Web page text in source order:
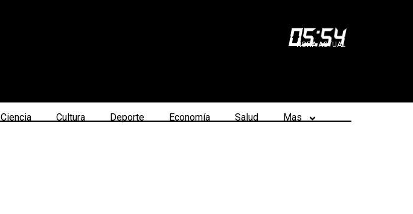
05:54
HORA ACTUAL
Ciencia Cultura Deporte Economía Salud Mas